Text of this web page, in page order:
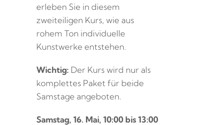
erleben Sie in diesem
zweiteiligen Kurs, wie aus
rohem Ton individuelle
Kunstwerke entstehen.
Wichtig: Der Kurs wird nur als
komplettes Paket für beide
Samstage angeboten.
Samstag, 16. Mai, 10:00 bis 13:00